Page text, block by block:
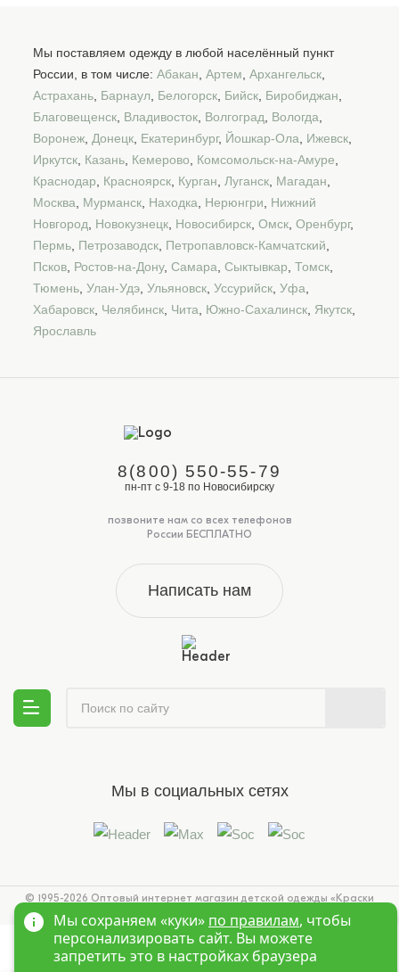
Мы поставляем одежду в любой населённый пункт
России, в том числе: Абакан Артем Архангельск
Астрахань Барнаул Белогорск Бийск Биробиджан
Благовещенск Владивосток Волгоград Вологда
Воронеж Донецк Екатеринбург, Йошкар-Ола Ижевск
Иркутск Казань Кемерово Комсомольск-на-Амуре
Краснодар
Красноярск Курган Луганск Магадан
Москва
Мурманск Находка Нерюнгри
Нижний
Новгород
Новокузнецк Новосибирск Омск Оренбург,
Пермь Петрозаводск Петропавловск-Камчатский
Псков Ростов-на-Дону, Самара Сыктывкар Томск
Тюмень Улан-Удэ Ульяновск Уссурийск Уфа
Хабаровск Челябинск Чита Южно-Сахалинск Якутск
Ярославль
8(800) 550-55-79
пн-пт с 9-18 по Новосибирску
позвоните нам со всех телефонов
России БЕСПЛАТНО
Написать нам
Мы в социальных сетях
© 1995-2026 Оптовый интернет магазин детской одежды «Краски
Мы сохраняем «куки» по правилам, чтобы
персонализировать сайт. Вы можете
запретить это в настройках браузера